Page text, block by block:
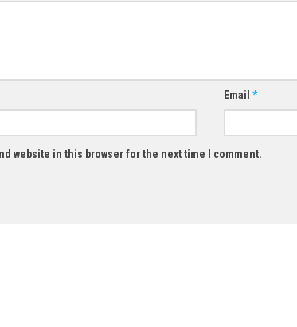
Email*
website in this browser for the next time I comment.